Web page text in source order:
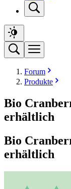
Forum
Produkte
Bio
erhältlich
Bio
erhältlich